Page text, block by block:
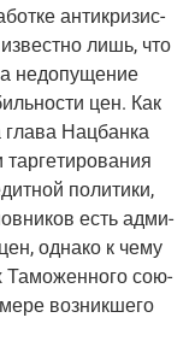
анти­кри­зис­
лишь, что
недо­пу­ще­ние
цен. Как
гла­ва Нац­бан­ка
поли­ти­ки,
есть адми­
одна­ко к чему
Тамо­жен­но­го сою­
воз­ник­ше­го